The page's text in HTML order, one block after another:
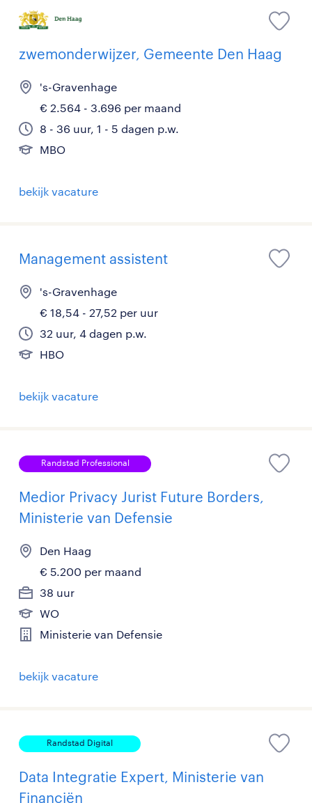
zwemonderwijzer, Gemeente Den Haag
's-Gravenhage
€ 2.564 - 3.696 per maand
8 - 36 uur, 1 - 5 dagen p.w.
MBO
bekijk vacature
Management assistent
's-Gravenhage
€ 18,54 - 27,52 per uur
32 uur, 4 dagen p.w.
HBO
bekijk vacature
Randstad Professional
Medior Privacy Jurist Future Borders,
Ministerie van Defensie
Den Haag
€ 5.200 per maand
38 uur
WO
Ministerie van Defensie
bekijk vacature
Randstad Digital
Data Integratie Expert, Ministerie van
Financiën